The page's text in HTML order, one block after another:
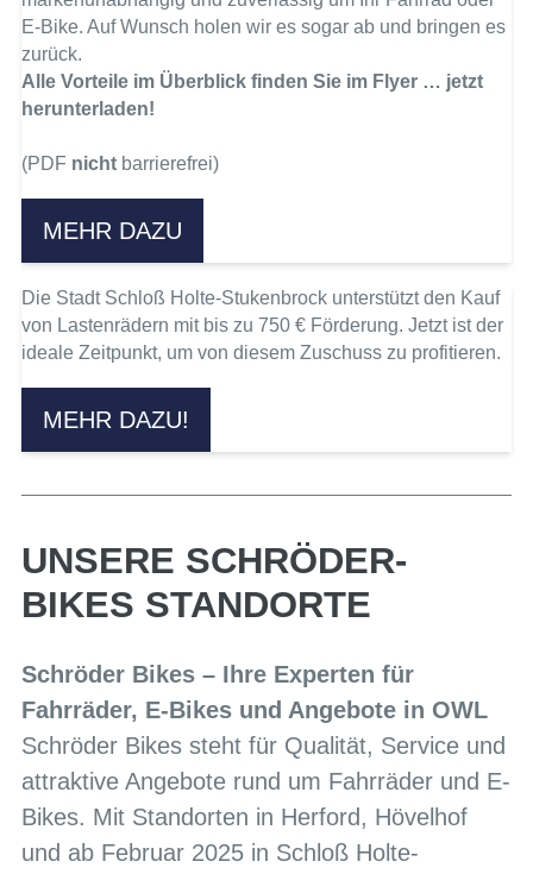
E-Bike. Auf Wunsch holen wir es sogar ab und bringen es
zurück.
Alle Vorteile im Überblick finden Sie im Flyer … jetzt
herunterladen!
(PDF nicht barrierefrei)
MEHR DAZU
Die Stadt Schloß Holte-Stukenbrock unterstützt den Kauf
von Lastenrädern mit bis zu 750 € Förderung. Jetzt ist der
ideale Zeitpunkt, um von diesem Zuschuss zu profitieren.
MEHR DAZU!
UNSERE SCHRÖDER-
BIKES STANDORTE
Schröder Bikes – Ihre Experten für
Fahrräder, E-Bikes und Angebote in OWL
Schröder Bikes steht für Qualität, Service und
attraktive Angebote rund um Fahrräder und E-
Bikes. Mit Standorten in Herford, Hövelhof
und ab Februar 2025 in Schloß Holte-